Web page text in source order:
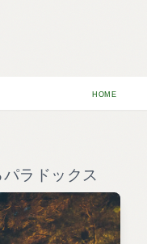
HOME
ラドックス